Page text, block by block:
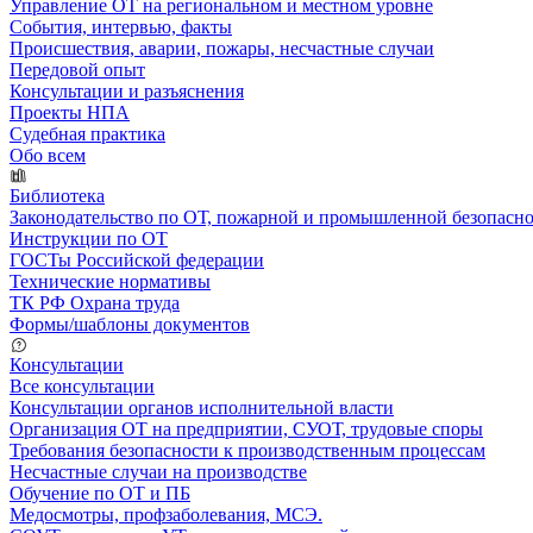
Управление ОТ на региональном и местном уровне
События, интервью, факты
Происшествия, аварии, пожары, несчастные случаи
Передовой опыт
Консультации и разъяснения
Проекты НПА
Судебная практика
Обо всем
Библиотека
Законодательство по ОТ, пожарной и промышленной
Инструкции по ОТ
ГОСТы Российской федерации
Технические нормативы
ТК РФ Охрана труда
Формы/шаблоны документов
Консультации
Все консультации
Консультации органов исполнительной власти
Организация ОТ на предприятии, СУОТ, трудовые споры
Требования безопасности к производственным процессам
Несчастные случаи на производстве
Обучение по ОТ и ПБ
Медосмотры, профзаболевания, МСЭ.